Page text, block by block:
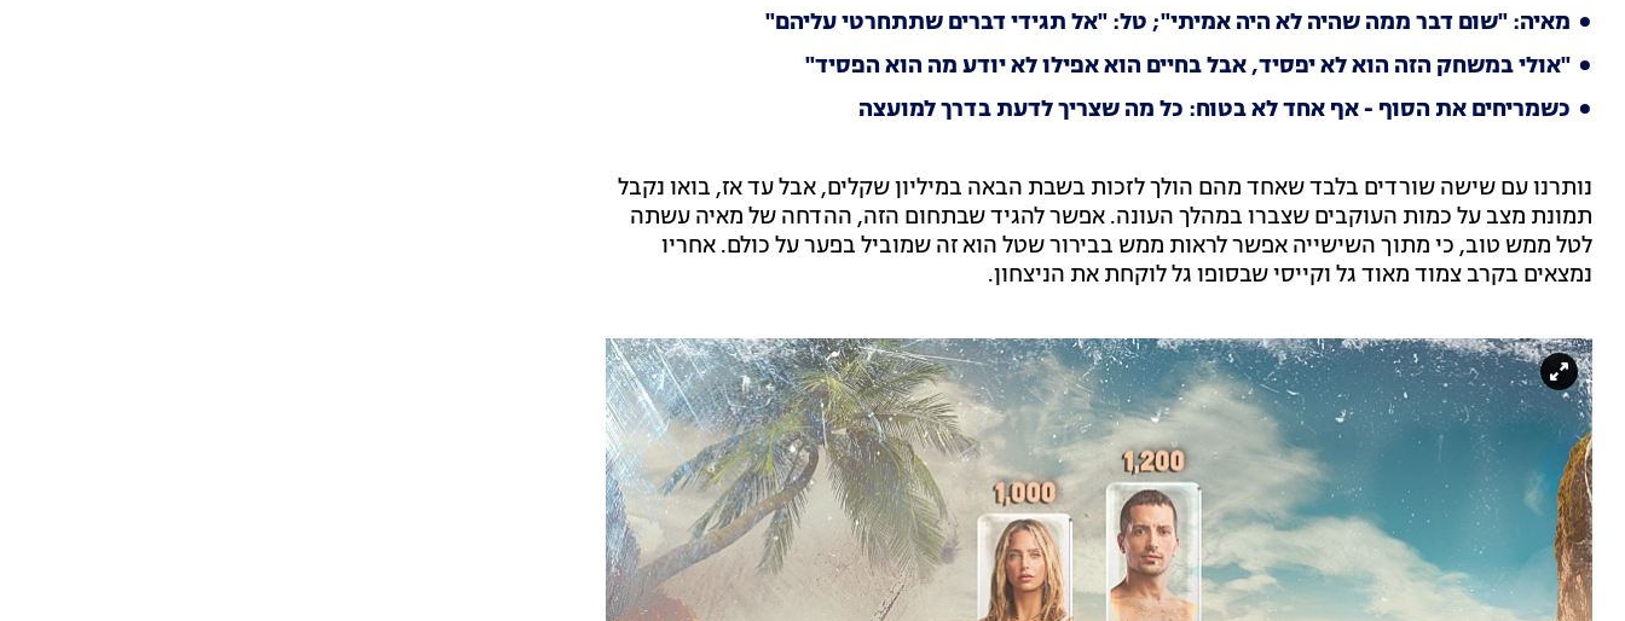
מאיה: "שום דבר ממה שהיה לא היה אמיתי"; טל: "אל תגידי דברים שתתחרטי עליהם"
"אולי במשחק הזה הוא לא יפסיד, אבל בחיים הוא אפילו לא יודע מה הוא הפסיד"
כשמריחים את הסוף - אף אחד לא בטוח: כל מה שצריך לדעת בדרך למועצה
נותרנו עם שישה שורדים בלבד שאחד מהם הולך לזכות בשבת הבאה במיליון שקלים, אבל עד אז, בואו נקבל
תמונת מצב על כמות העוקבים שצברו במהלך העונה. אפשר להגיד שבתחום הזה, ההדחה של מאיה עשתה
לטל ממש טוב, כי מתוך השישייה אפשר לראות ממש בבירור שטל הוא זה שמוביל בפער על כולם. אחריו
נמצאים בקרב צמוד מאוד גל וקייסי שבסופו גל לוקחת את הניצחון.